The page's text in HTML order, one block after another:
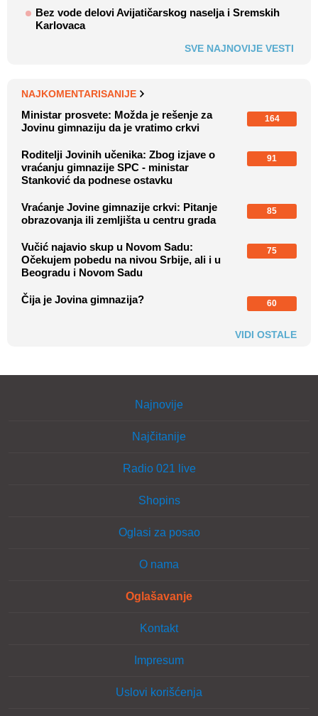
Bez vode delovi Avijatičarskog naselja i Sremskih
Karlovaca
SVE NAJNOVIJE VESTI
NAJKOMENTARISANIJE
Ministar prosvete: Možda je rešenje za
Jovinu gimnaziju da je vratimo crkvi
164
Roditelji Jovinih učenika: Zbog izjave o
vraćanju gimnazije SPC - ministar
Stanković da podnese ostavku
91
Vraćanje Jovine gimnazije crkvi: Pitanje
obrazovanja ili zemljišta u centru grada
85
Vučić najavio skup u Novom Sadu:
Očekujem pobedu na nivou Srbije, ali i u
Beogradu i Novom Sadu
75
Čija je Jovina gimnazija? 60
VIDI OSTALE
Najnovije
Najčitanije
Radio 021 live
Shopins
Oglasi za posao
O nama
Oglašavanje
Kontakt
Impresum
Uslovi korišćenja